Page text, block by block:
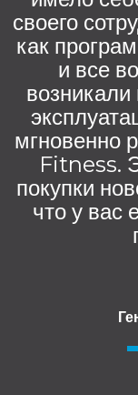
своего
как
и все
возникали
мгновенно
Fitness.
покупки
что у вас